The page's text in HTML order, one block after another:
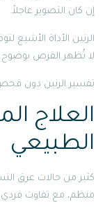
إن كان التصوير عاجلاً.
الرنين الأداة الأشيع
لا تُظهر القرص بوضوح
تفسير الرنين دون
العلاج
الطبيعي
كثير من حالات عرق
منظم، مع تفاوت